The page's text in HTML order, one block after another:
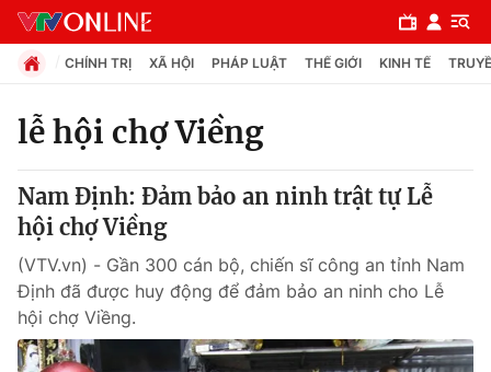
Chuyên mục
Chính trị
Xã hội
Pháp luật
CHÍNH TRỊ XÃ HỘI PHÁP LUẬT THẾ GIỚI KINH TẾ
lễ hội chợ Viềng
Nam Định: Đảm bảo an ninh trật tự Lễ
hội chợ Viềng
(VTV.vn) - Gần 300 cán bộ, chiến sĩ công an tỉnh Nam
Định đã được huy động để đảm bảo an ninh cho Lễ
hội chợ Viềng.